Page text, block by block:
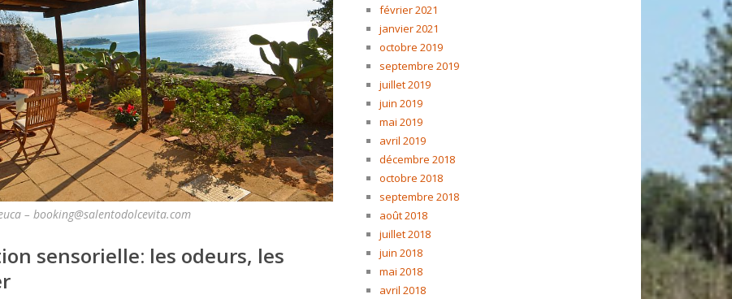
– booking@salentodolcevita.com
sensorielle: les odeurs, les
février 2021
janvier 2021
octobre 2019
septembre 2019
juillet 2019
juin 2019
mai 2019
avril 2019
décembre 2018
octobre 2018
septembre 2018
août 2018
juillet 2018
juin 2018
mai 2018
avril 2018